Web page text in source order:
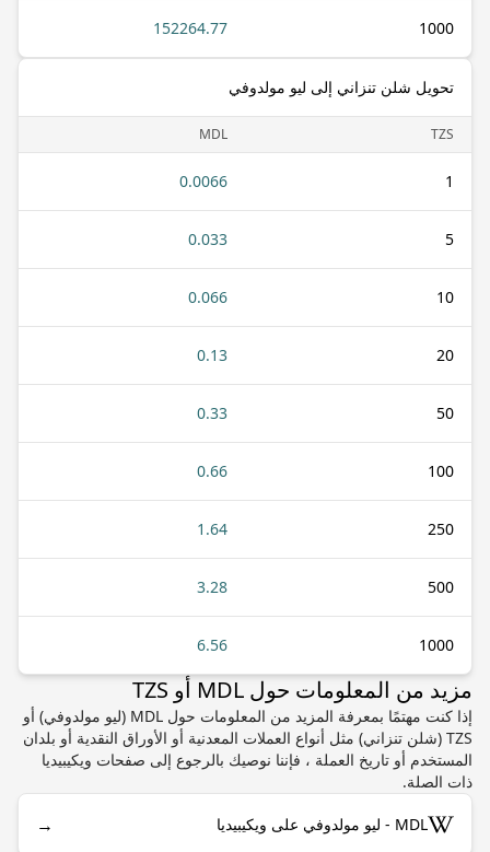
1000
152264.77
تحويل شلن تنزاني إلى ليو مولدوفي
TZS
MDL
1
0.0066
5
0.033
10
0.066
20
0.13
50
0.33
100
0.66
250
1.64
500
3.28
1000
6.56
مزيد من المعلومات حول MDL أو TZS
إذا كنت مهتمًا بمعرفة المزيد من المعلومات حول MDL (ليو مولدوفي) أو
TZS (شلن تنزاني) مثل أنواع العملات المعدنية أو الأوراق النقدية أو بلدان
المستخدم أو تاريخ العملة ، فإننا نوصيك بالرجوع إلى صفحات ويكيبيديا
ذات الصلة.
MDL - ليو مولدوفي على ويكيبيديا →